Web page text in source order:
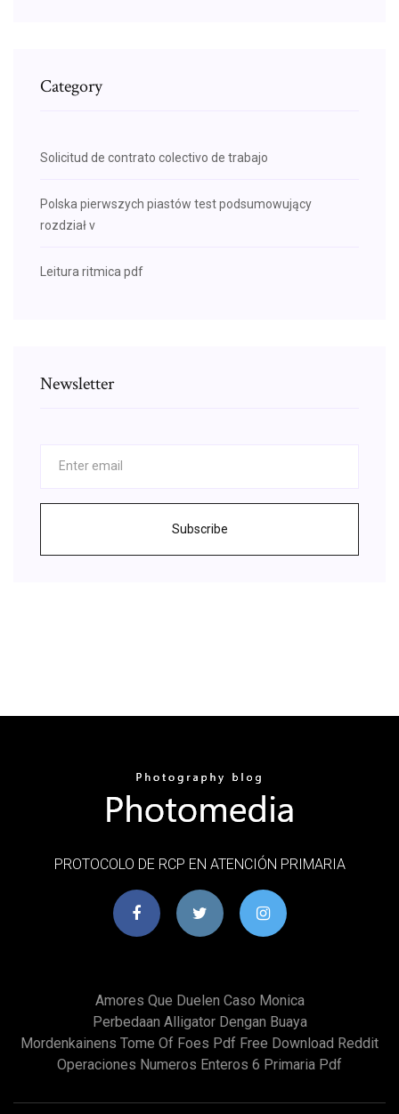
Category
Solicitud de contrato colectivo de trabajo
Polska pierwszych piastów test podsumowujący
rozdział v
Leitura ritmica pdf
Newsletter
Subscribe
PROTOCOLO DE RCP EN ATENCIÓN PRIMARIA
Amores Que Duelen Caso Monica
Perbedaan Alligator Dengan Buaya
Mordenkainens Tome Of Foes Pdf Free Download Reddit
Operaciones Numeros Enteros 6 Primaria Pdf